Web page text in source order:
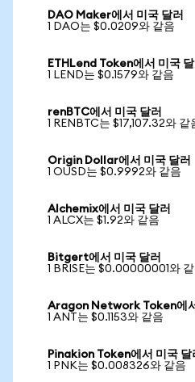
DAO Maker에서 미국 달러
1 DAO는 $0.0209와 같음
ETHLend Token에서 미국 달
1 LEND는 $0.1579와 같음
renBTC에서 미국 달러
1 RENBTC는 $17,107.32와 같
Origin Dollar에서 미국 달러
1 OUSD는 $0.9992와 같음
Alchemix에서 미국 달러
1 ALCX는 $1.92와 같음
Bitgert에서 미국 달러
1 BRISE는 $0.00000001와
Aragon Network Token에
1 ANT는 $0.1153와 같음
Pinakion Token에서 미국 달
1 PNK는 $0.008326와 같음